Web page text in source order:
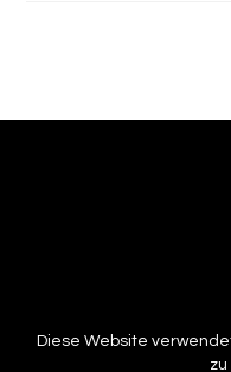
Diese Website